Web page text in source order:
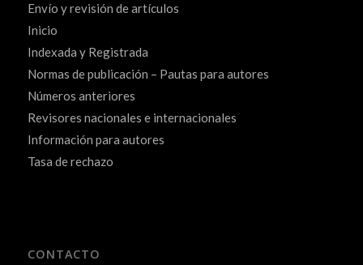
Envío y revisión de artículos
Inicio
Indexada y Registrada
Normas de publicación – Pautas para autores
Números anteriores
Revisores nacionales e internacionales
Información para autores
Tasa de rechazo
CONTACTO